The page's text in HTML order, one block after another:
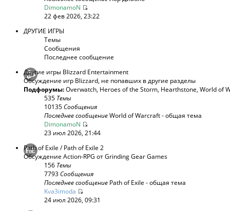
DimonamoN
22 фев 2026, 23:22
ДРУГИЕ ИГРЫ
Темы
Сообщения
Последнее сообщение
Другие игры Blizzard Entertainment
Обсуждение игр Blizzard, не попавших в другие разделы
Подфорумы:Overwatch, Heroes of the Storm, Hearthstone, World of
535 Темы
10135Сообщения
Последнее сообщениеWorld of Warcraft - общая тема
DimonamoN
23 июл 2026, 21:44
Path of Exile / Path of Exile 2
Обсуждение Action-RPG от Grinding Gear Games
156 Темы
7793Сообщения
Последнее сообщение Path of Exile - общая тема
Kva3imoda
24 июл 2026, 09:31